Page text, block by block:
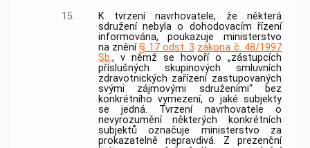
15.
K tvrzení navrhovatele, že některá
sdružení nebyla o dohodovacím řízení
informována, poukazuje ministerstvo
na znění§ 17 odst. 3 zákona č. 48/1997
Sb., v němž se hovoří o „zástupcích
příslušných skupinových smluvních
zdravotnických zařízení zastupovaných
svými zájmovými sdruženími“ bez
konkrétního vymezení, o jaké subjekty
se jedná. Tvrzení navrhovatele o
nevyrozumění některých konkrétních
subjektů označuje ministerstvo za
prokazatelně nepravdivá. Z prezenční